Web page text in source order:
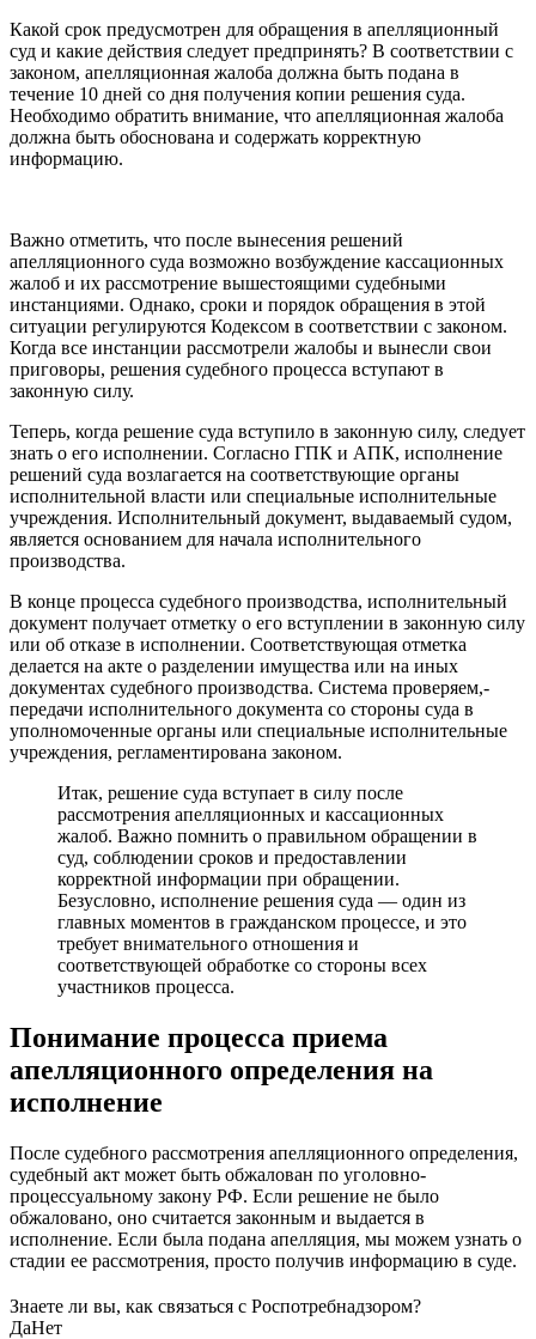
Какой срок предусмотрен для обращения в апелляционный
суд и какие действия следует предпринять? В соответствии с
законом, апелляционная жалоба должна быть подана в
течение 10 дней со дня получения копии решения суда.
Необходимо обратить внимание, что апелляционная жалоба
должна быть обоснована и содержать корректную
информацию.
Важно отметить, что после вынесения решений
апелляционного суда возможно возбуждение кассационных
жалоб и их рассмотрение вышестоящими судебными
инстанциями. Однако, сроки и порядок обращения в этой
ситуации регулируются Кодексом в соответствии с законом.
Когда все инстанции рассмотрели жалобы и вынесли свои
приговоры, решения судебного процесса вступают в
законную силу.
Теперь, когда решение суда вступило в законную силу, следует
знать о его исполнении. Согласно ГПК и АПК, исполнение
решений суда возлагается на соответствующие органы
исполнительной власти или специальные исполнительные
учреждения. Исполнительный документ, выдаваемый судом,
является основанием для начала исполнительного
производства.
В конце процесса судебного производства, исполнительный
документ получает отметку о его вступлении в законную силу
или об отказе в исполнении. Соответствующая отметка
делается на акте о разделении имущества или на иных
документах судебного производства. Система проверяем,-
передачи исполнительного документа со стороны суда в
уполномоченные органы или специальные исполнительные
учреждения, регламентирована законом.
Итак, решение суда вступает в силу после
рассмотрения апелляционных и кассационных
жалоб. Важно помнить о правильном обращении в
суд, соблюдении сроков и предоставлении
корректной информации при обращении.
Безусловно, исполнение решения суда — один из
главных моментов в гражданском процессе, и это
требует внимательного отношения и
соответствующей обработке со стороны всех
участников процесса.
Понимание процесса приема
апелляционного определения на
исполнение
После судебного рассмотрения апелляционного определения,
судебный акт может быть обжалован по уголовно-
процессуальному закону РФ. Если решение не было
обжаловано, оно считается законным и выдается в
исполнение. Если была подана апелляция, мы можем узнать о
стадии ее рассмотрения, просто получив информацию в суде.
Знаете ли вы, как связаться с Роспотребнадзором?
ДаНет